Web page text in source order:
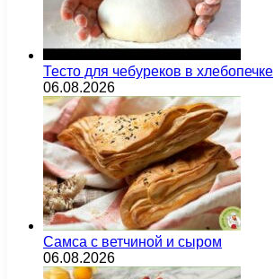
Тесто для чебуреков в хлебопечке
06.08.2026
Самса с ветчиной и сыром
06.08.2026